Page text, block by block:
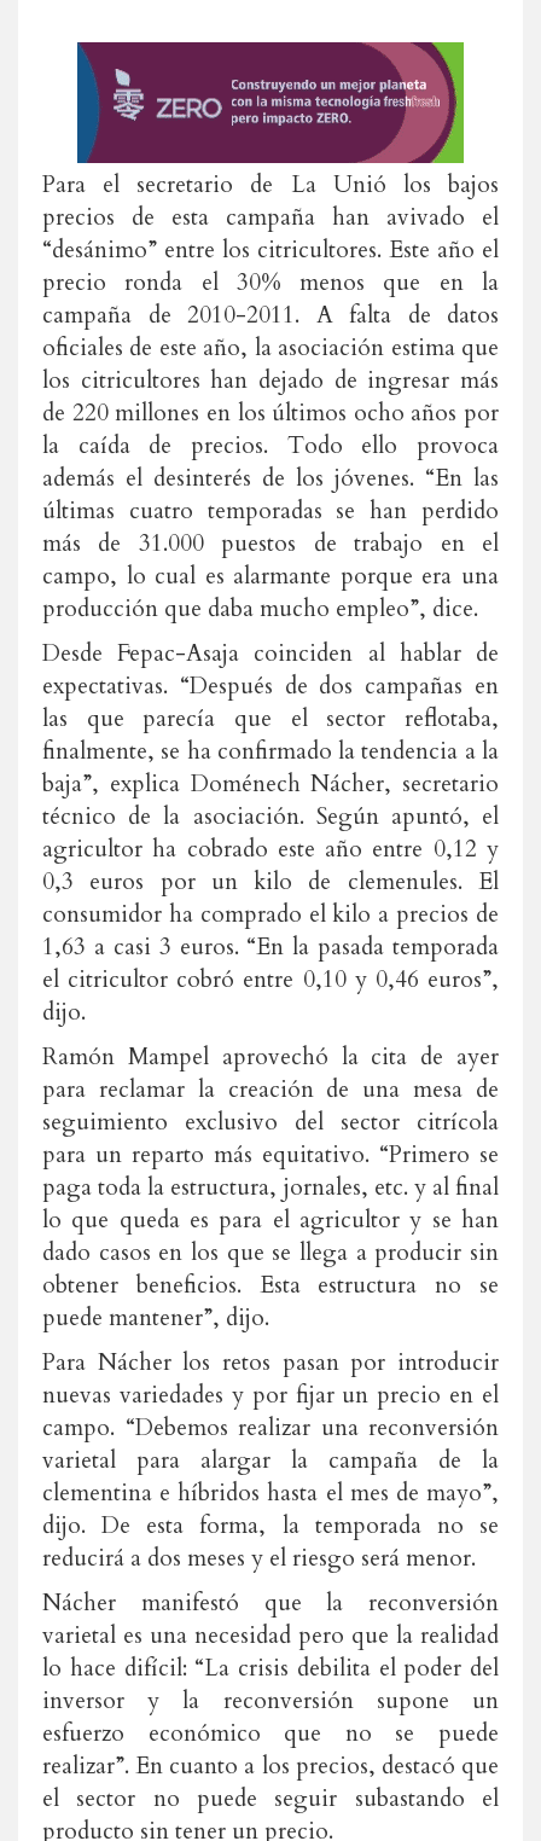
Para el secretario de La Unió los bajos
precios de esta campaña han avivado el
“desánimo” entre los citricultores. Este año el
precio ronda el 30% menos que en la
campaña de 2010-2011. A falta de datos
oficiales de este año, la asociación estima que
los citricultores han dejado de ingresar más
de 220 millones en los últimos ocho años por
la caída de precios. Todo ello provoca
además el desinterés de los jóvenes. “En las
últimas cuatro temporadas se han perdido
más de 31.000 puestos de trabajo en el
campo, lo cual es alarmante porque era una
producción que daba mucho empleo”, dice.
Desde Fepac-Asaja coinciden al hablar de
expectativas. “Después de dos campañas en
las que parecía que el sector reflotaba,
finalmente, se ha confirmado la tendencia a la
baja”, explica Doménech Nácher, secretario
técnico de la asociación. Según apuntó, el
agricultor ha cobrado este año entre 0,12 y
0,3 euros por un kilo de clemenules. El
consumidor ha comprado el kilo a precios de
1,63 a casi 3 euros. “En la pasada temporada
el citricultor cobró entre 0,10 y 0,46 euros”,
dijo.
Ramón Mampel aprovechó la cita de ayer
para reclamar la creación de una mesa de
seguimiento exclusivo del sector citrícola
para un reparto más equitativo. “Primero se
paga toda la estructura, jornales, etc. y al final
lo que queda es para el agricultor y se han
dado casos en los que se llega a producir sin
obtener beneficios. Esta estructura no se
puede mantener”, dijo.
Para Nácher los retos pasan por introducir
nuevas variedades y por fijar un precio en el
campo. “Debemos realizar una reconversión
varietal para alargar la campaña de la
clementina e híbridos hasta el mes de mayo”,
dijo. De esta forma, la temporada no se
reducirá a dos meses y el riesgo será menor.
Nácher manifestó que la reconversión
varietal es una necesidad pero que la realidad
lo hace difícil: “La crisis debilita el poder del
inversor y la reconversión supone un
esfuerzo económico que no se puede
realizar”. En cuanto a los precios, destacó que
el sector no puede seguir subastando el
producto sin tener un precio.